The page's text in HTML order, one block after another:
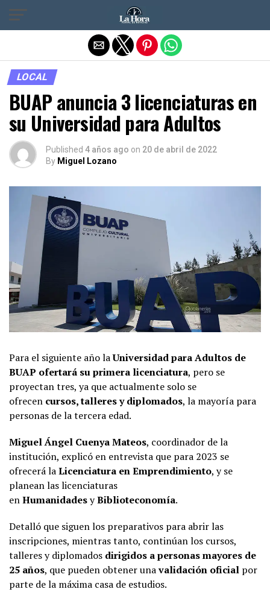
LOCAL
BUAP anuncia 3 licenciaturas en
su Universidad para Adultos
Published 4 años ago on 20 de abril de 2022
By Miguel Lozano
Para el siguiente año laUniversidad para Adultos de
BUAP ofertará su primera licenciatura, pero se
proyectan tres, ya que actualmente solo se
ofrecen cursos, talleres y diplomados, la mayoría para
personas de la tercera edad.
Miguel Ángel Cuenya Mateos, coordinador de la
institución, explicó en entrevista que para 2023 se
ofrecerá laLicenciatura enEmprendimiento, y se
planean las licenciaturas
enHumanidadesyBiblioteconomía.
Detalló que siguen los preparativos para abrir las
inscripciones, mientras tanto, continúan los cursos,
talleres y diplomados dirigidos a personas mayores de
25 años, que pueden obtener unavalidación oficial por
parte de la máxima casa de estudios.
Salir de la versión móvil